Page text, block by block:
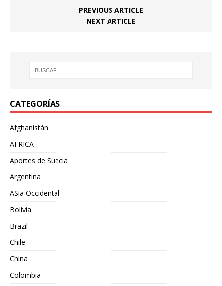
PREVIOUS ARTICLE
NEXT ARTICLE
CATEGORÍAS
Afghanistán
AFRICA
Aportes de Suecia
Argentina
ASia Occidental
Bolivia
Brazil
Chile
China
Colombia